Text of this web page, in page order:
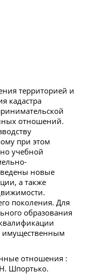
территорией и
кадастра
отношений.
при этом
учебной
новые
а также
поколения. Для
образования
имущественным
отношения :
Шпортько.